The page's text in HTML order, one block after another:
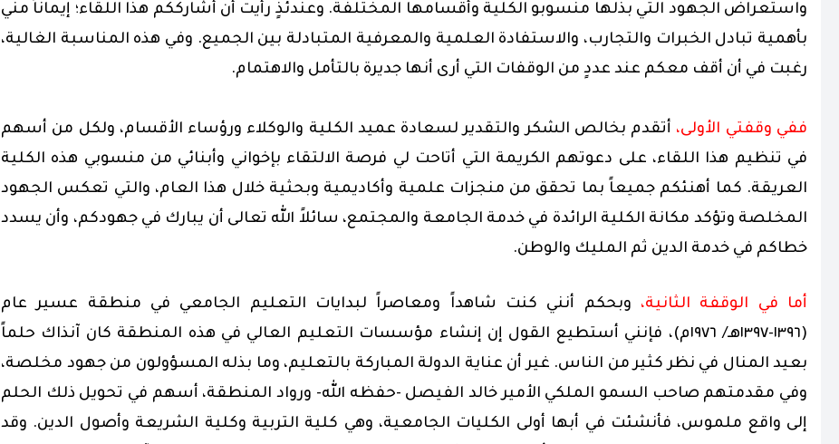
واستعراض الجهود التي بذلها منسوبو الكلية وأقسامها المختلفة. وعندئذٍ رأيت أن أشارككم هذا اللقاء؛ إيماناً مني
بأهمية تبادل الخبرات والتجارب، والاستفادة العلمية والمعرفية المتبادلة بين الجميع. وفي هذه المناسبة الغالية،
رغبت في أن أقف معكم عند عددٍ من الوقفات التي أرى أنها جديرة بالتأمل والاهتمام.
ففي وقفتي الأولى، أتقدم بخالص الشكر والتقدير لسعادة عميد الكلية والوكلاء ورؤساء الأقسام، ولكل من أسهم
في تنظيم هذا اللقاء، على دعوتهم الكريمة التي أتاحت لي فرصة الالتقاء بإخواني وأبنائي من منسوبي هذه الكلية
العريقة. كما أهنئكم جميعاً بما تحقق من منجزات علمية وأكاديمية وبحثية خلال هذا العام، والتي تعكس الجهود
المخلصة وتؤكد مكانة الكلية الرائدة في خدمة الجامعة والمجتمع، سائلاً الله تعالى أن يبارك في جهودكم، وأن يسدد
خطاكم في خدمة الدين ثم المليك والوطن.
أما في الوقفة الثانية، وبحكم أنني كنت شاهداً ومعاصراً لبدايات التعليم الجامعي في منطقة عسير عام
(١٣٩٦-١٣٩٧هـ/ ١٩٧٦م)، فإنني أستطيع القول إن إنشاء مؤسسات التعليم العالي في هذه المنطقة كان آنذاك حلماً
بعيد المنال في نظر كثير من الناس. غير أن عناية الدولة المباركة بالتعليم، وما بذله المسؤولون من جهود مخلصة،
وفي مقدمتهم صاحب السمو الملكي الأمير خالد الفيصل -حفظه الله- ورواد المنطقة، أسهم في تحويل ذلك الحلم
إلى واقع ملموس، فأنشئت في أبها أولى الكليات الجامعية، وهي كلية التربية وكلية الشريعة وأصول الدين. وقد